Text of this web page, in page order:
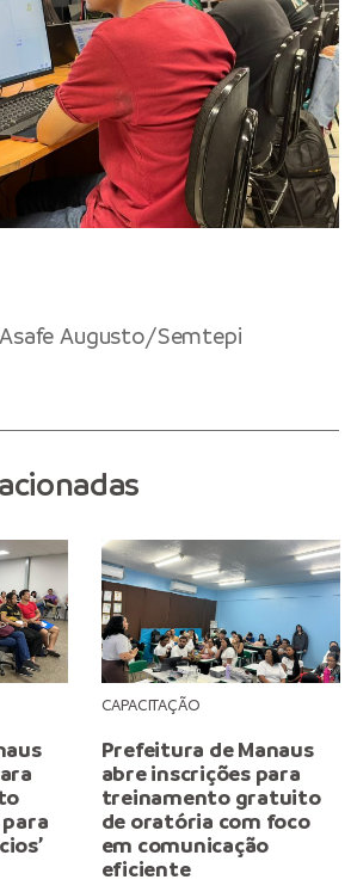
Asafe Augusto/Semtepi
para
CAPACITAÇÃO
Prefeitura de Manaus
abre inscrições para
treinamento gratuito
de oratória com foco
em comunicação
eficiente